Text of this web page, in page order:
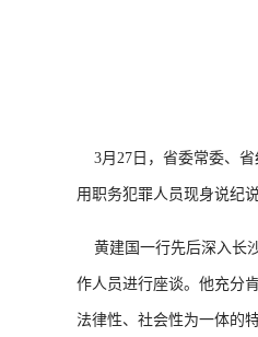
3月27日，省委常委、省
用职务犯罪人员现身说纪
黄建国一行先后深入长
作人员进行座谈。他充分
法律性、社会性为一体的